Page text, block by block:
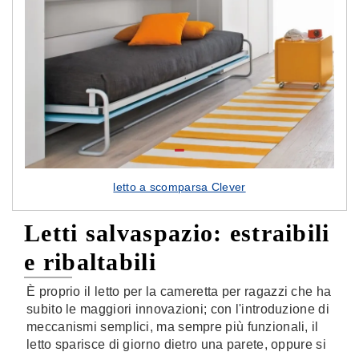
letto a scomparsa Clever
Letti salvaspazio: estraibili
e ribaltabili
È proprio il letto per la cameretta per ragazzi che ha
subito le maggiori innovazioni; con l'introduzione di
meccanismi semplici, ma sempre più funzionali, il
letto sparisce di giorno dietro una parete, oppure si